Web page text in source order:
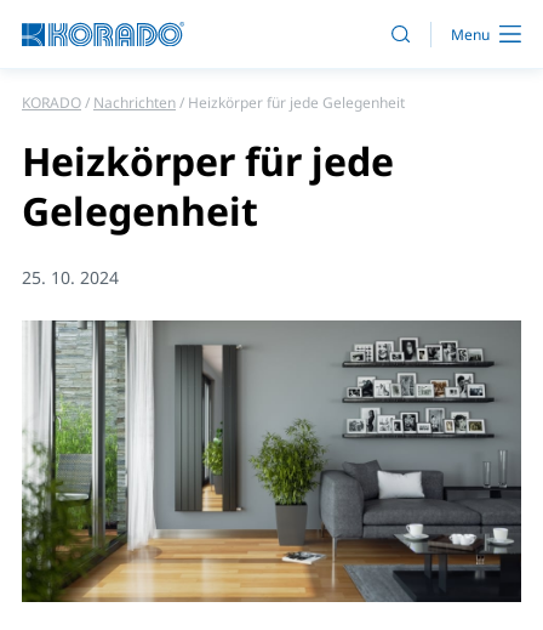
KORADO Nachrichten Heizkörper für jede Gelegenheit
Heizkörper für jede
Gelegenheit
25. 10. 2024